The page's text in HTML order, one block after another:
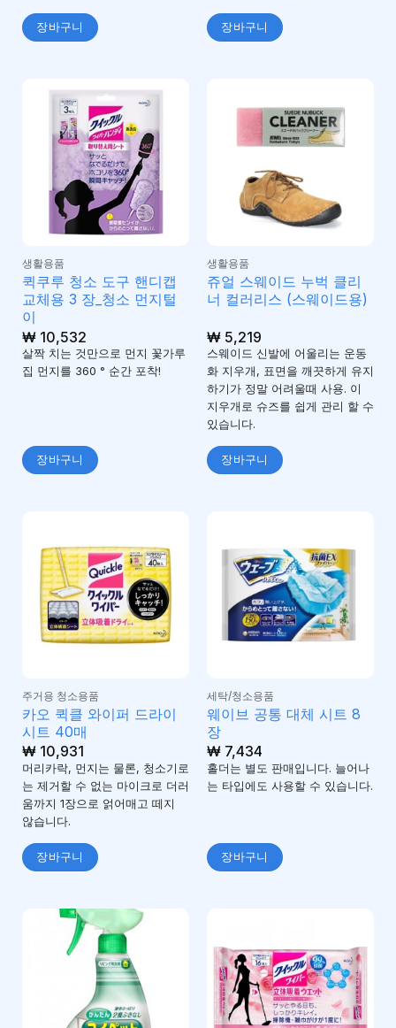
장바구니 장바구니
생활용품
퀵쿠루 청소 도구 핸디캡
교체용 3 장_청소 먼지털
이
₩10,532
살짝 치는 것만으로 먼지 꽃가루
집 먼지를 360 ° 순간 포착!
장바구니
생활용품
쥬얼 스웨이드 누벅 클리
너 컬러리스 (스웨이드용)
₩5,219
스웨이드 신발에 어울리는 운동
화 지우개, 표면을 깨끗하게 유지
하기가 정말 어려울때 사용. 이
지우개로 슈즈를 쉽게 관리 할 수
​​있습니다.
장바구니
주거용 청소용품
카오 퀵클 와이퍼 드라이
시트 40매
₩10,931
머리카락, 먼지는 물론, 청소기로
는 제거할 수 없는 마이크로 더러
움까지 1장으로 얽어매고 떼지
않습니다.
장바구니
세탁/청소용품
웨이브 공통 대체 시트 8
장
₩7,434
홀더는 별도 판매입니다. 늘어나
는 타입에도 사용할 수 있습니다.
장바구니